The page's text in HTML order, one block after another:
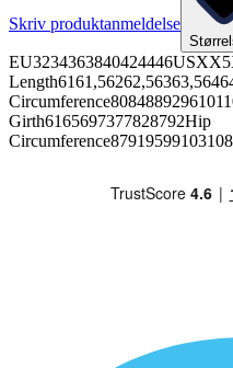
Skriv produktanmeldelse
Girth6165697377828792Hip